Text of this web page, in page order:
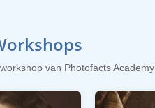
van Photofacts Academy